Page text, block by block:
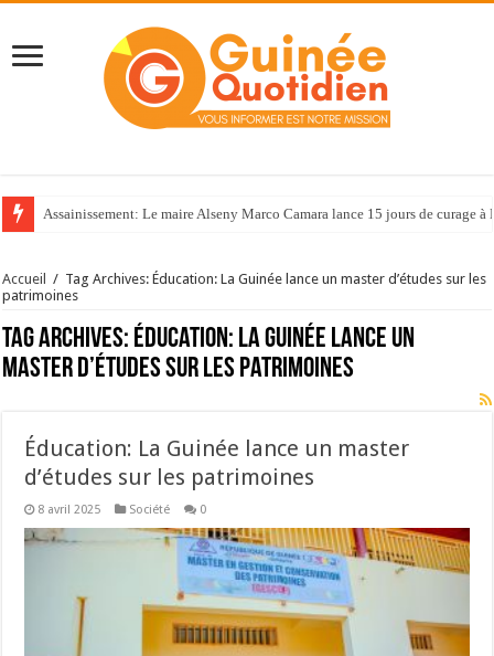
Assainissement: Le maire Alseny Marco Camara lance 15 jours de curage à
Accueil / Tag Archives: Éducation: La Guinée lance un master d’études sur les
patrimoines
Tag Archives: Éducation: La Guinée lance un
master d’études sur les patrimoines
Éducation: La Guinée lance un master
d’études sur les patrimoines
8 avril 2025 Société 0